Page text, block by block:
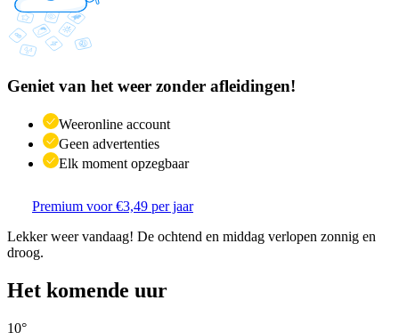
Geniet van het weer zonder afleidingen!
Weeronline account
Geen advertenties
Elk moment opzegbaar
Premium voor €3,49 per jaar
Lekker weer vandaag! De ochtend en middag verlopen zonnig en
droog.
Het komende uur
10°